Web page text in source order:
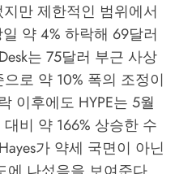
만 제한적인 범위에서
약 4% 하락해 69달러
는 75달러 부근 사상
로 약 10% 폭의 조정이
이후에도 HYPE는 5월
비 약 166% 상승한 수
가 약세 국면이 아닌